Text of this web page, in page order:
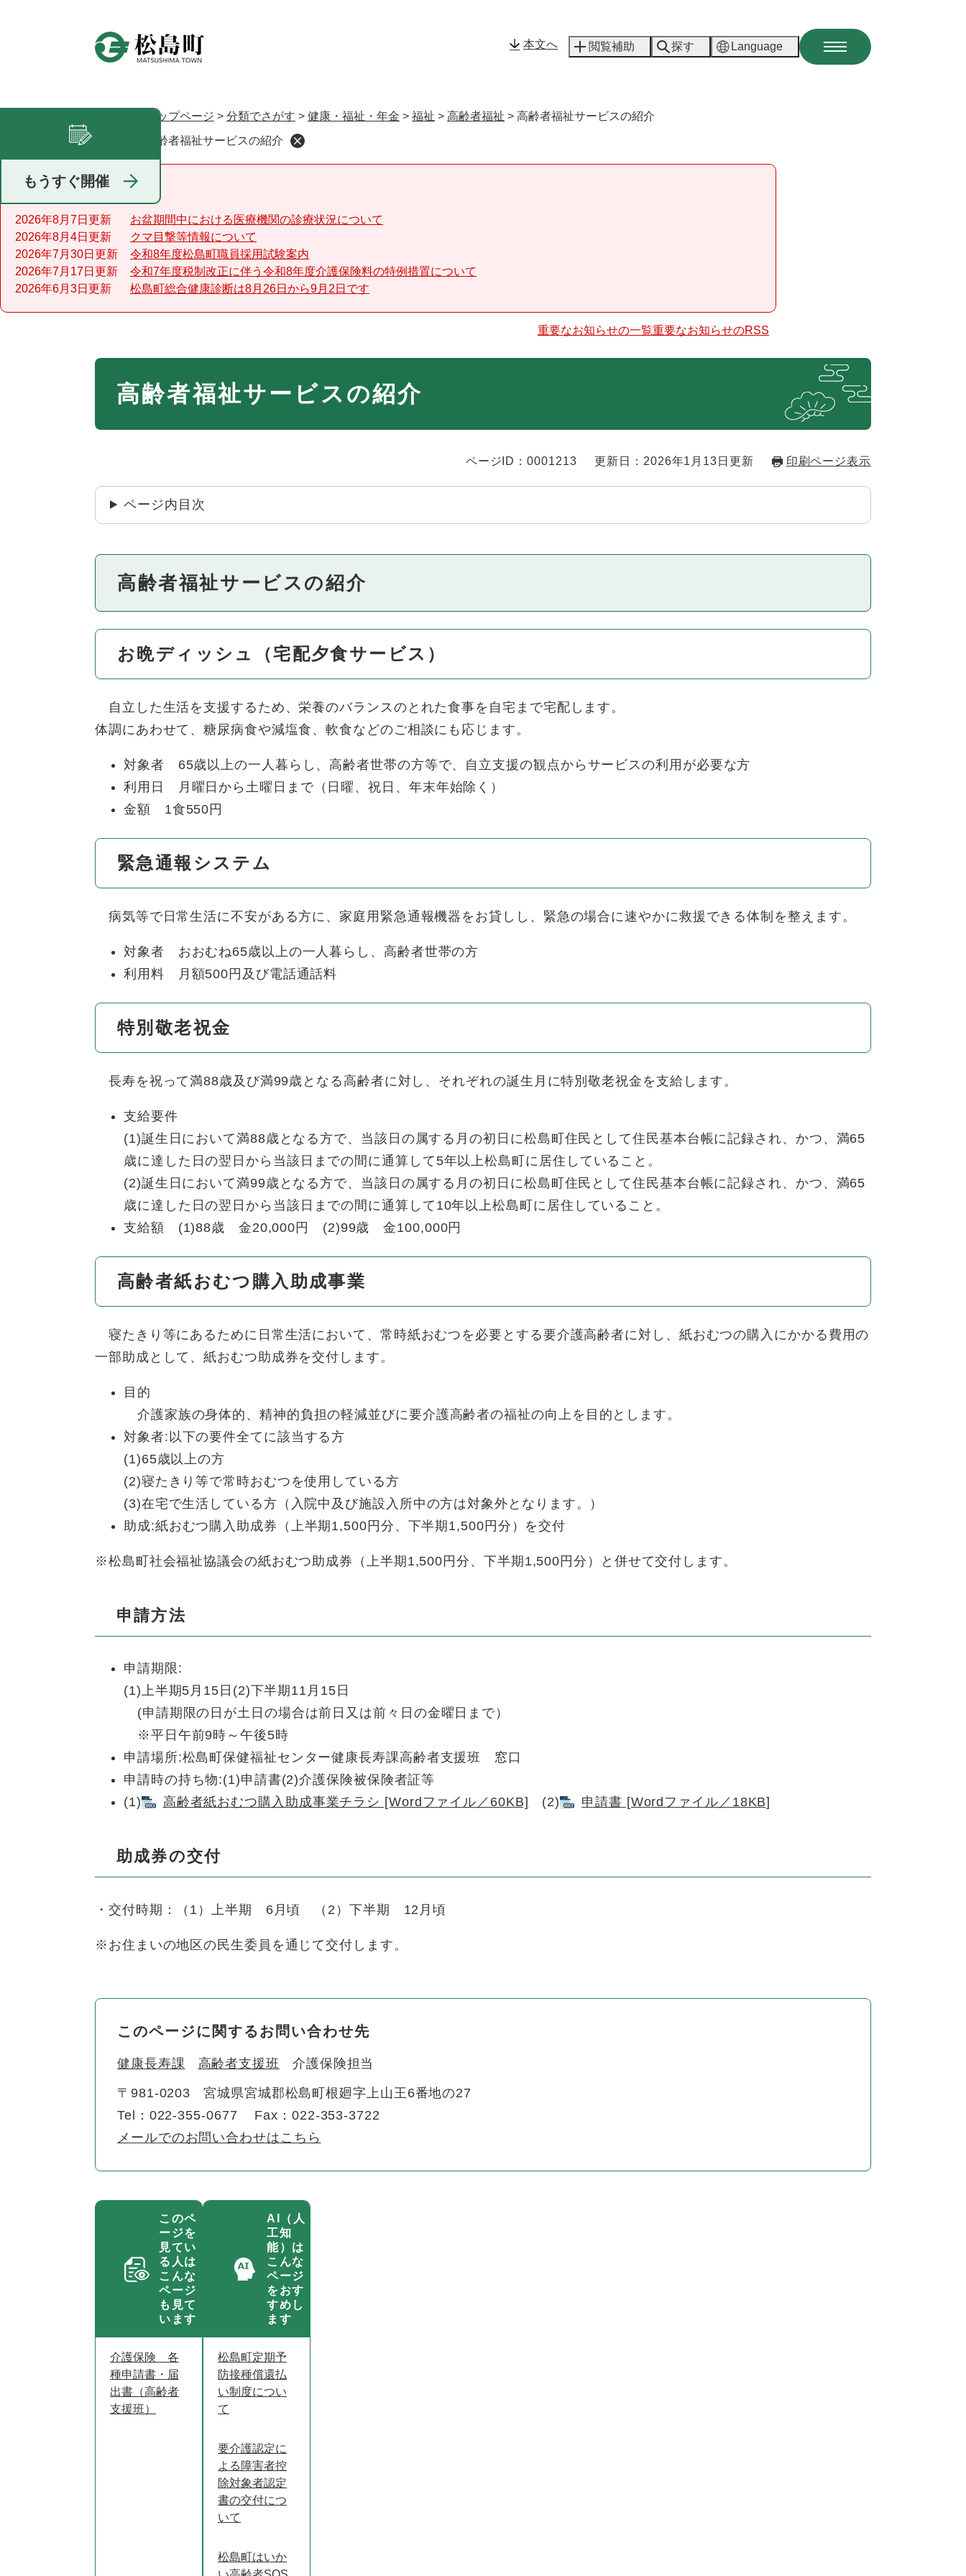
で
本文へ 閲覧補助 探す Language
トップページ > 分類でさがす > 健康・福祉・年金 > 福祉 > 高齢者福祉 > 高齢者福祉サービスの紹介
高齢者福祉サービスの紹介
重要なお知らせ
2026年8月7日更新
お盆期間中における医療機関の診療状況について
2026年8月4日更新
クマ目撃等情報について
2026年7月30日更新
令和8年度松島町職員採用試験案内
2026年7月17日更新
令和7年度税制改正に伴う令和8年度介護保険料の特例措置について
2026年6月3日更新
松島町総合健康診断は8月26日から9月2日です
重要なお知らせの一覧重要なお知らせのRSS
高齢者福祉サービスの紹介
ページID：0001213 更新日：2026年1月13日更新 印刷ページ表示
ページ内目次
高齢者福祉サービスの紹介
お晩ディッシュ（宅配夕食サービス）
自立した生活を支援するため、栄養のバランスのとれた食事を自宅まで宅配します。
体調にあわせて、糖尿病食や減塩食、軟食などのご相談にも応じます。
対象者 65歳以上の一人暮らし、高齢者世帯の方等で、自立支援の観点からサービスの利用が必要な方
利用日 月曜日から土曜日まで（日曜、祝日、年末年始除く）
金額 1食550円
緊急通報システム
病気等で日常生活に不安がある方に、家庭用緊急通報機器をお貸しし、緊急の場合に速やかに救援できる体制を整えます。
対象者 おおむね65歳以上の一人暮らし、高齢者世帯の方
利用料 月額500円及び電話通話料
特別敬老祝金
長寿を祝って満88歳及び満99歳となる高齢者に対し、それぞれの誕生月に特別敬老祝金を支給します。
支給要件
(1)誕生日において満88歳となる方で、当該日の属する月の初日に松島町住民として住民基本台帳に記録され、かつ、満65
歳に達した日の翌日から当該日までの間に通算して5年以上松島町に居住していること。
(2)誕生日において満99歳となる方で、当該日の属する月の初日に松島町住民として住民基本台帳に記録され、かつ、満65
歳に達した日の翌日から当該日までの間に通算して10年以上松島町に居住していること。
支給額 (1)88歳 金20,000円 (2)99歳 金100,000円
高齢者紙おむつ購入助成事業
寝たきり等にあるために日常生活において、常時紙おむつを必要とする要介護高齢者に対し、紙おむつの購入にかかる費用の
一部助成として、紙おむつ助成券を交付します。
目的
介護家族の身体的、精神的負担の軽減並びに要介護高齢者の福祉の向上を目的とします。
対象者:以下の要件全てに該当する方
(1)65歳以上の方
(2)寝たきり等で常時おむつを使用している方
(3)在宅で生活している方（入院中及び施設入所中の方は対象外となります。）
助成:紙おむつ購入助成券（上半期1,500円分、下半期1,500円分）を交付
※松島町社会福祉協議会の紙おむつ助成券（上半期1,500円分、下半期1,500円分）と併せて交付します。
申請方法
申請期限:
(1)上半期5月15日(2)下半期11月15日
(申請期限の日が土日の場合は前日又は前々日の金曜日まで）
※平日午前9時～午後5時
申請場所:松島町保健福祉センター健康長寿課高齢者支援班 窓口
申請時の持ち物:(1)申請書(2)介護保険被保険者証等
(1)
高齢者紙おむつ購入助成事業チラシ [Wordファイル／60KB] (2) 申請書 [Wordファイル／18KB]
助成券の交付
・交付時期：（1）上半期 6月頃 （2）下半期 12月頃
※お住まいの地区の民生委員を通じて交付します。
このページに関するお問い合わせ先
健康長寿課 高齢者支援班 介護保険担当
〒981-0203
宮城県宮城郡松島町根廻字上山王6番地の27
Tel：022-355-0677
Fax：022-353-3722
メールでのお問い合わせはこちら
もうすぐ開催
このペ
ージを
見てい
る人は
こんな
ページ
も見て
います
介護保険 各
種申請書・届
出書（高齢者
支援班）
AI（人
工知
能）は
こんな
ページ
をおす
すめし
ます
松島町定期予
防接種償還払
い制度につい
て
要介護認定に
よる障害者控
除対象者認定
書の交付につ
いて
松島町はいか